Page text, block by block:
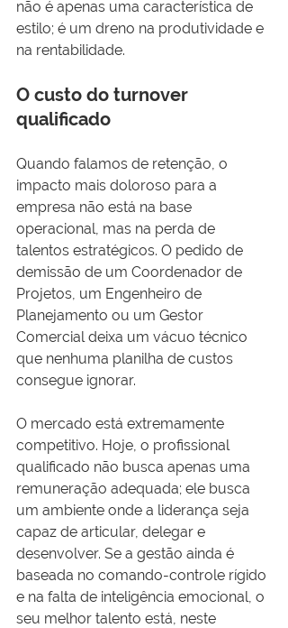
não é apenas uma característica de
estilo; é um dreno na produtividade e
na rentabilidade.
O custo do turnover
qualificado
Quando falamos de retenção, o
impacto mais doloroso para a
empresa não está na base
operacional, mas na perda de
talentos estratégicos. O pedido de
demissão de um Coordenador de
Projetos, um Engenheiro de
Planejamento ou um Gestor
Comercial deixa um vácuo técnico
que nenhuma planilha de custos
consegue ignorar.
O mercado está extremamente
competitivo. Hoje, o profissional
qualificado não busca apenas uma
remuneração adequada; ele busca
um ambiente onde a liderança seja
capaz de articular, delegar e
desenvolver. Se a gestão ainda é
baseada no comando-controle rígido
e na falta de inteligência emocional, o
seu melhor talento está, neste